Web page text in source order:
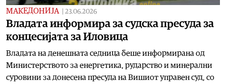
МАКЕДОНИЈА 23.06.2026
Владата информира за судска пресуда за
концесијата за Иловица
Владата на денешната седница беше информирана од
Министерството за енергетика, рударство и минерални
суровини за донесена пресуда на Вишиот управен суд, со